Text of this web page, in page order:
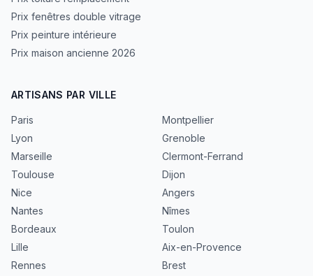
Prix fenêtres double vitrage
Prix peinture intérieure
Prix maison ancienne 2026
ARTISANS PAR VILLE
Paris
Lyon
Marseille
Toulouse
Nice
Nantes
Bordeaux
Lille
Rennes
Montpellier
Grenoble
Clermont-Ferrand
Dijon
Angers
Nîmes
Toulon
Aix-en-Provence
Brest